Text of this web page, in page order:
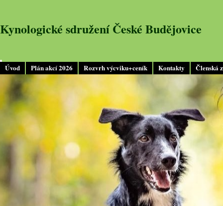
Úvod Plán akcí 2026 Rozvrh výcviku+ceník Kontakty Členská
Kynologické sdružení České Budějovice